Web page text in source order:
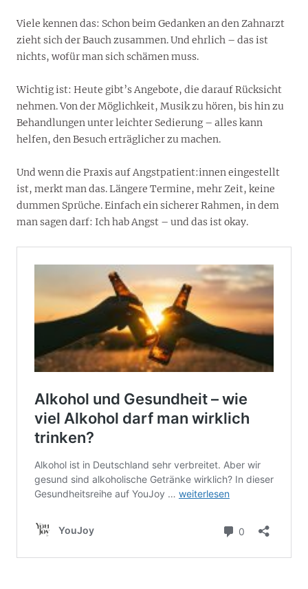
Viele kennen das: Schon beim Gedanken an den Zahnarzt
zieht sich der Bauch zusammen. Und ehrlich – das ist
nichts, wofür man sich schämen muss.
Wichtig ist: Heute gibt’s Angebote, die darauf Rücksicht
nehmen. Von der Möglichkeit, Musik zu hören, bis hin zu
Behandlungen unter leichter Sedierung – alles kann
helfen, den Besuch erträglicher zu machen.
Und wenn die Praxis auf Angstpatient:innen eingestellt
ist, merkt man das. Längere Termine, mehr Zeit, keine
dummen Sprüche. Einfach ein sicherer Rahmen, in dem
man sagen darf: Ich hab Angst – und das ist okay.